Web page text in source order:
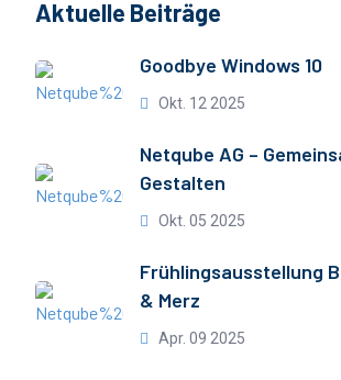
Aktuelle Beiträge
Goodbye Windows 10
Okt. 12 2025
Netqube AG –
Gestalten
Okt. 05 2025
Frühlingsausstellung
& Merz
Apr. 09 2025